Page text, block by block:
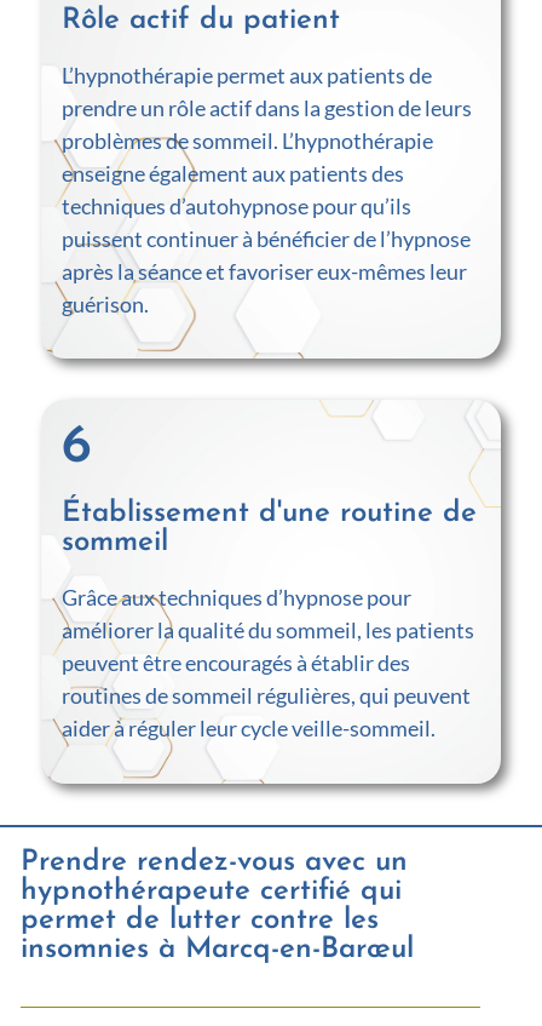
Rôle actif du patient
L’hypnothérapie permet aux patients de
prendre un rôle actif dans la gestion de leurs
problèmes de sommeil. L’hypnothérapie
enseigne également aux patients des
techniques d’autohypnose pour qu’ils
puissent continuer à bénéficier de l’hypnose
après la séance et favoriser eux-mêmes leur
guérison.
6
Établissement d'une routine de
sommeil
Grâce aux techniques d’hypnose pour
améliorer la qualité du sommeil, les patients
peuvent être encouragés à établir des
routines de sommeil régulières, qui peuvent
aider à réguler leur cycle veille-sommeil.
Prendre rendez-vous avec un
hypnothérapeute certifié qui
permet de lutter contre les
insomnies à Marcq-en-Barœul